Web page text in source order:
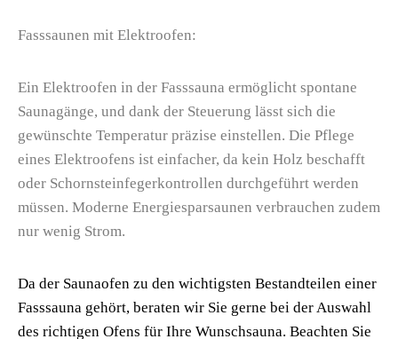
Fasssaunen mit Elektroofen:
Ein Elektroofen in der Fasssauna ermöglicht spontane
Saunagänge, und dank der Steuerung lässt sich die
gewünschte Temperatur präzise einstellen. Die Pflege
eines Elektroofens ist einfacher, da kein Holz beschafft
oder Schornsteinfegerkontrollen durchgeführt werden
müssen. Moderne Energiesparsaunen verbrauchen zudem
nur wenig Strom.
Da der Saunaofen zu den wichtigsten Bestandteilen einer
Fasssauna gehört, beraten wir Sie gerne bei der Auswahl
des richtigen Ofens für Ihre Wunschsauna. Beachten Sie